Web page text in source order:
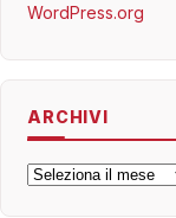
WordPress.org
ARCHIVI
Archivi